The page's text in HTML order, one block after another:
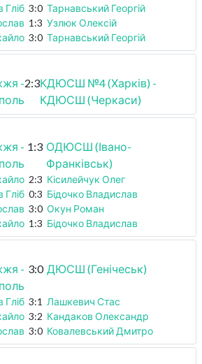
Гліб 3:0 Тарнавський Георгій
1:3 Узлюк Олексій
3:0 Тарнавський Георгій
-2:3КДЮСШ №4 (Харків) -
КДЮСШ (Черкаси)
- 1:3 ОДЮСШ (Івано-
Франківськ)
2:3 Кісилейчук Олег
Гліб 0:3 Бідочко Владислав
3:0 Окун Роман
1:3 Бідочко Владислав
- 3:0 ДЮСШ (Генічеськ)
Гліб 3:1 Лашкевич Стас
3:2 Кандаков Олександр
3:0 Ковалевський Дмитро